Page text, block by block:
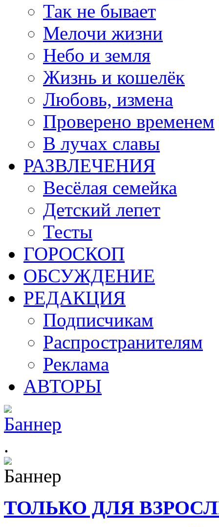
Так не бывает
Мелочи жизни
Небо и земля
Жизнь и кошелёк
Любовь, измена
Проверено временем
В лучах славы
РАЗВЛЕЧЕНИЯ
Весёлая семейка
Детский лепет
Тесты
ГОРОСКОП
ОБСУЖДЕНИЕ
РЕДАКЦИЯ
Подписчикам
Распространителям
Реклама
АВТОРЫ
.
ТОЛЬКО ДЛЯ